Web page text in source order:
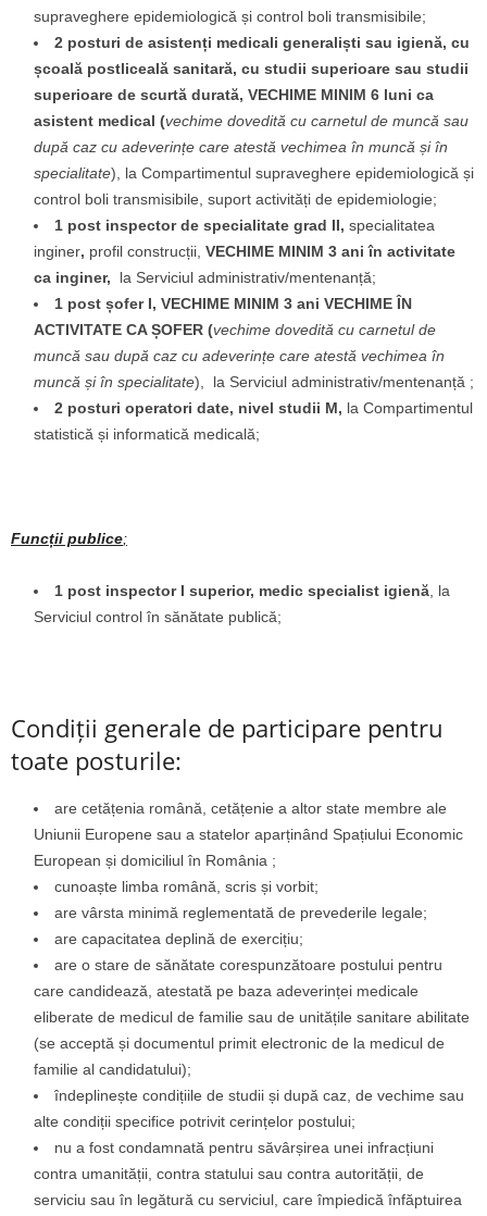
supraveghere epidemiologică și control boli transmisibile;
2 posturi de asistenți medicali generaliști sau igienă, cu
școală postliceală sanitară, cu studii superioare sau studii
superioare de scurtă durată, VECHIME MINIM 6 luni ca
asistent medical (vechime dovedită cu carnetul de muncă sau
după caz cu adeverințe care atestă vechimea în muncă și în
specialitate), la Compartimentul supraveghere epidemiologică și
control boli transmisibile, suport activități de epidemiologie;
1 post inspector de specialitate grad II, specialitatea
inginer, profil construcții, VECHIME MINIM 3 ani în activitate
ca inginer, la Serviciul administrativ/mentenanță;
1 post șofer I, VECHIME MINIM 3 ani VECHIME ÎN
ACTIVITATE CA ȘOFER (vechime dovedită cu carnetul de
muncă sau după caz cu adeverințe care atestă vechimea în
muncă și în specialitate),
la Serviciul administrativ/mentenanță ;
2 posturi operatori date, nivel studii M, la Compartimentul
statistică și informatică medicală;
Funcții publice;
1 post inspector I superior, medic specialist igienă , la
Serviciul control în sănătate publică;
Condiții generale de participare pentru
toate posturile:
are cetățenia română, cetățenie a altor state membre ale
Uniunii Europene sau a statelor aparținând Spațiului Economic
European și domiciliul în România ;
cunoaște limba română, scris și vorbit;
are vârsta minimă reglementată de prevederile legale;
are capacitatea deplină de exercițiu;
are o stare de sănătate corespunzătoare postului pentru
care candidează, atestată pe baza adeverinței medicale
eliberate de medicul de familie sau de unitățile sanitare abilitate
(se acceptă și documentul primit electronic de la medicul de
familie al candidatului);
îndeplinește condițiile de studii și după caz, de vechime sau
alte condiții specifice potrivit cerințelor postului;
nu a fost condamnată pentru săvârșirea unei infracțiuni
contra umanității, contra statului sau contra autorității, de
serviciu sau în legătură cu serviciul, care împiedică înfăptuirea